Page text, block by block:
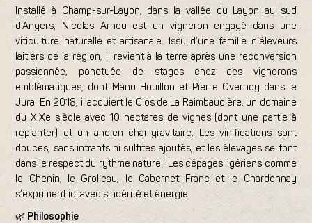
Installé à Champ-sur-Layon, dans la vallée du Layon au sud
d’Angers, Nicolas Arnou est un vigneron engagé dans une
viticulture naturelle et artisanale. Issu d’une famille d’éleveurs
laitiers de la région, il revient à la terre après une reconversion
passionnée, ponctuée de stages chez des vignerons
emblématiques, dont Manu Houillon et Pierre Overnoy dans le
Jura. En 2018, il acquiert le Clos de La Raimbaudière, un domaine
du XIXe siècle avec 10 hectares de vignes (dont une partie à
replanter) et un ancien chai gravitaire. Les vinifications sont
douces, sans intrants ni sulfites ajoutés, et les élevages se font
dans le respect du rythme naturel. Les cépages ligériens comme
le Chenin, le Grolleau, le Cabernet Franc et le Chardonnay
s’expriment ici avec sincérité et énergie.
🌿 Philosophie